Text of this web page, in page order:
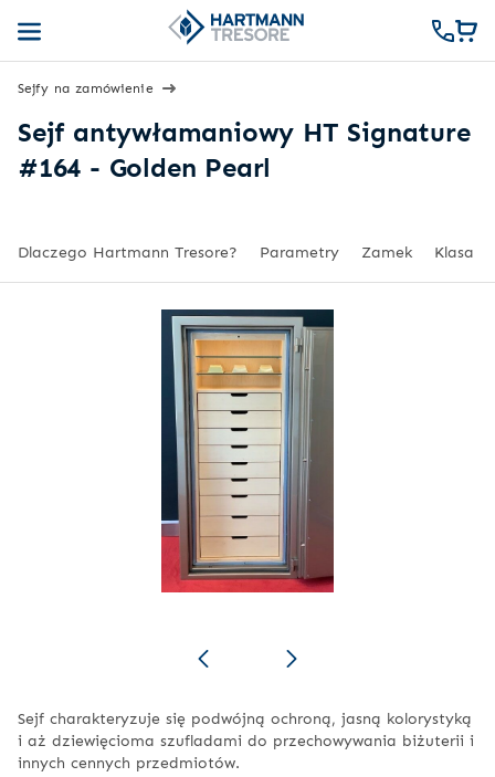
Sejfy na zamówienie
Sejf antywłamaniowy HT Signature
#164 - Golden Pearl
Sejf charakteryzuje się podwójną ochroną, jasną kolorystyką
i aż dziewięcioma szufladami do przechowywania biżuterii i
innych cennych przedmiotów.
Dlaczego Hartmann Tresore? Parametry Zamek Klasa